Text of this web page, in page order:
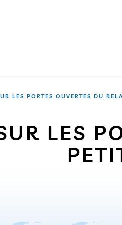
LES PORTES OUVERTES DU
LES